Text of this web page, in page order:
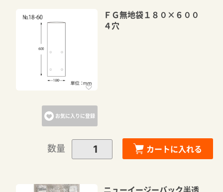
お気に入りに登録
ＦＧ無地袋１８０×６００
４穴
数量 カートに入れる